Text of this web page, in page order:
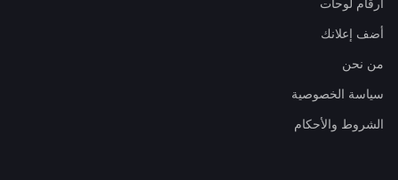
ارقام لوحات
أضف إعلانك
من نحن
سياسة الخصوصية
الشروط والأحكام